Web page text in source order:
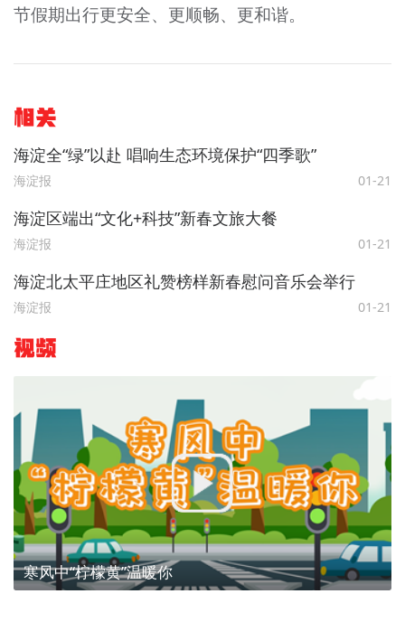
节假期出行更安全、更顺畅、更和谐。
相关
海淀全“绿”以赴 唱响生态环境保护“四季歌”
海淀报 01-21
海淀区端出“文化+科技”新春文旅大餐
海淀报 01-21
海淀北太平庄地区礼赞榜样新春慰问音乐会举行
海淀报 01-21
视频
寒风中“柠檬黄”温暖你